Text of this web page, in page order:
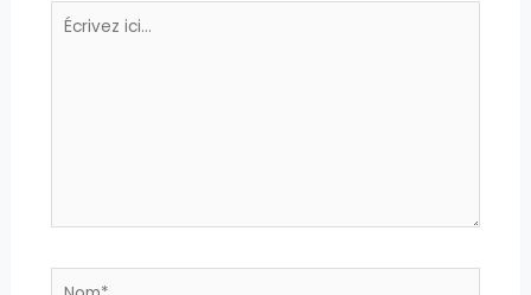
Écrivez
Nom*